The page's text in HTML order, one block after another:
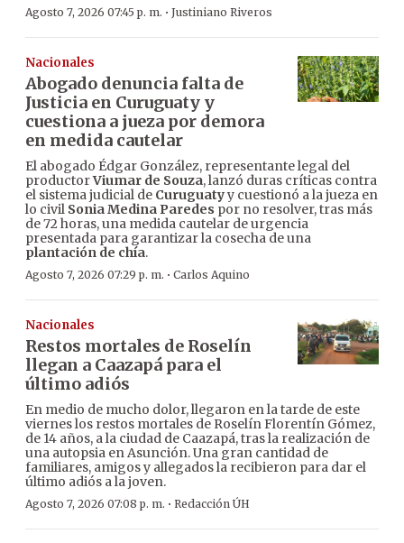
Agosto 7, 2026 07:45 p. m. · Justiniano Riveros
Nacionales
Abogado denuncia falta de
Justicia en Curuguaty y
cuestiona a jueza por demora
en medida cautelar
El abogado Édgar González, representante legal del
productorViumar de Souza, lanzó duras críticas contra
el sistema judicial de Curuguatyy cuestionó a la jueza en
lo civil Sonia Medina Paredes por no resolver, tras más
de 72 horas, una medida cautelar de urgencia
presentada para garantizar la cosecha de una
plantación de chía.
Agosto 7, 2026 07:29 p. m. · Carlos Aquino
Nacionales
Restos mortales de Roselín
llegan a Caazapá para el
último adiós
En medio de mucho dolor, llegaron en la tarde de este
viernes los restos mortales de Roselín Florentín Gómez,
de 14 años, a la ciudad de Caazapá, tras la realización de
una autopsia en Asunción. Una gran cantidad de
familiares, amigos y allegados la recibieron para dar el
último adiós a la joven.
Agosto 7, 2026 07:08 p. m. · Redacción ÚH